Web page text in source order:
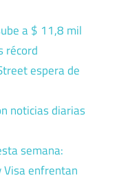
a $ 11,8 mil
récord
espera de
noticias diarias
semana:
Visa enfrentan